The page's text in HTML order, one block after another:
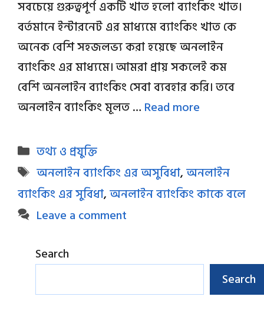
সবচেয়ে গুরুত্বপূর্ণ একটি খাত হলো ব্যাংকিং খাত।
বর্তমানে ইন্টারনেট এর মাধ্যমে ব্যাংকিং খাত কে
অনেক বেশি সহজলভ্য করা হয়েছে অনলাইন
ব্যাংকিং এর মাধ্যমে। আমরা প্রায় সকলেই কম
বেশি অনলাইন ব্যাংকিং সেবা ব্যবহার করি। তবে
অনলাইন ব্যাংকিং মূলত …Read more
Categories
তথ্য ও প্রযুক্তি
Tags
অনলাইন ব্যাংকিং এর অসুবিধা,অনলাইন
ব্যাংকিং এর সুবিধা,অনলাইন ব্যাংকিং কাকে বলে
Leave a comment
Search
Search